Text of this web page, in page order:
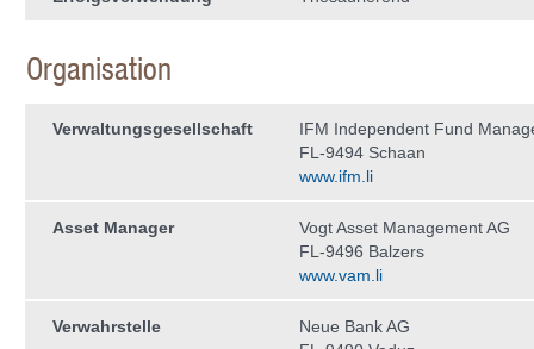
Organisation
Verwaltungs­gesellschaft
IFM Independent Fund
FL-9494 Schaan
www.ifm.li
Asset Manager
Vogt Asset Management AG
FL-9496 Balzers
www.vam.li
Verwahrstelle
Neue Bank AG